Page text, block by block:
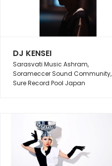
DJ KENSEI
Sarasvati Music Ashram,
Sorameccer Sound Community,
Sure Record Pool Japan